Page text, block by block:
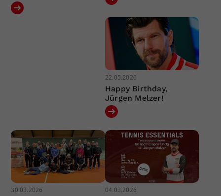
22.05.2026
Happy Birthday,
Jürgen Melzer!
30.03.2026 04.03.2026